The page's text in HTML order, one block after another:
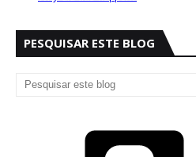
PESQUISAR ESTE BLOG